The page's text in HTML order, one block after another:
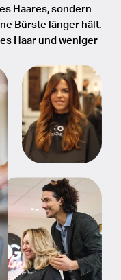
Haares, sondern
Bürste länger hält.
Haar und weniger